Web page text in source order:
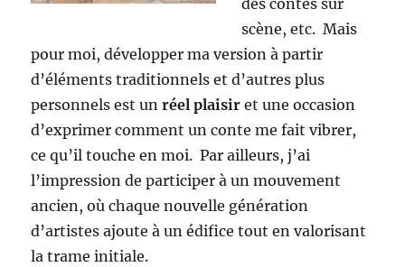
scène, etc. Mais
pour moi, développer ma version à partir
d’éléments traditionnels et d’autres plus
personnels est unréel plaisir et une occasion
d’exprimer comment un conte me fait vibrer,
ce qu’il touche en moi. Par ailleurs, j’ai
l’impression de participer à un mouvement
ancien, où chaque nouvelle génération
d’artistes ajoute à un édifice tout en valorisant
la trame initiale.